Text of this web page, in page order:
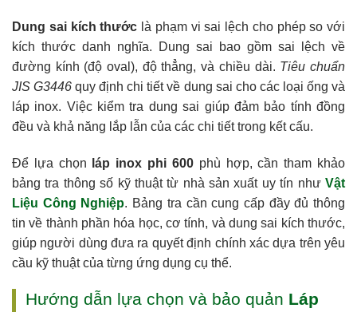
Dung sai kích thước là phạm vi sai lệch cho phép so với
kích thước danh nghĩa. Dung sai bao gồm sai lệch về
đường kính (độ oval), độ thẳng, và chiều dài. Tiêu chuẩn
JIS G3446 quy định chi tiết về dung sai cho các loại ống và
láp inox. Việc kiểm tra dung sai giúp đảm bảo tính đồng
đều và khả năng lắp lẫn của các chi tiết trong kết cấu.
Để lựa chọn láp inox phi 600phù hợp, cần tham khảo
bảng tra thông số kỹ thuật từ nhà sản xuất uy tín như Vật
Liệu Công Nghiệp. Bảng tra cần cung cấp đầy đủ thông
tin về thành phần hóa học, cơ tính, và dung sai kích thước,
giúp người dùng đưa ra quyết định chính xác dựa trên yêu
cầu kỹ thuật của từng ứng dụng cụ thể.
Hướng dẫn lựa chọn và bảo quản Láp